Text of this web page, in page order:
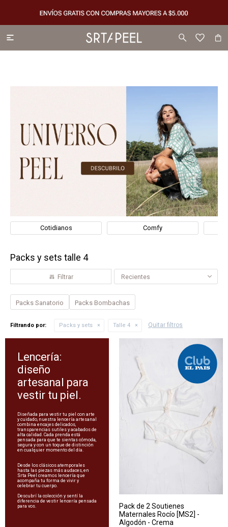

Cotidianos Comfy
Packs y sets talle 4
Recientes
Packs Sanatorio Packs Bombachas
Filtrando por: Packs y sets Talle 4 Quitar filtros
Lencería:
diseño
artesanal para
vestir tu piel.
Diseñada para vestir tu piel con arte
y cuidado, nuestra lencería artesanal
combina encajes delicados,
transparencias sutiles y acabados de
alta calidad. Cada prenda está
pensada para que te sientas cómoda,
segura y con un toque de distinción
en cualquier momento del día.
Desde los clásicos atemporales
hasta las piezas más audaces, en
Srta Peel creamos lencería que
acompaña tu forma de vivir y
celebrar tu cuerpo.
Descubrí la colección y sentí la
diferencia de vestir lencería pensada
para vos.
Pack de 2 Soutienes
Maternales Rocío [MS2] -
Algodón - Crema